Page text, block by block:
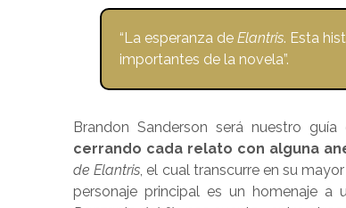
“La esperanza de Elantris. Esta
importantes de la novela”.
Brandon Sanderson será nuestro
cerrando cada relato con alguna
de Elantris, el cual transcurre en su
personaje principal es un homenaje a